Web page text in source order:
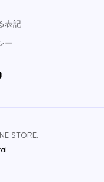
表記
ー
STORE.